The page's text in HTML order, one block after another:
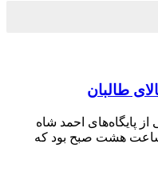
احمد شاه
هشت صبح بود که